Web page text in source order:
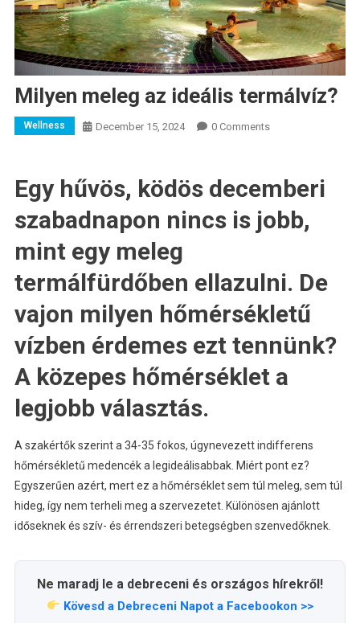
Milyen meleg az ideális termálvíz?
Wellness December 15, 2024 0 Comments
Egy hűvös, ködös decemberi
szabadnapon nincs is jobb,
mint egy meleg
termálfürdőben ellazulni. De
vajon milyen hőmérsékletű
vízben érdemes ezt tennünk?
A közepes hőmérséklet a
legjobb választás.
A szakértők szerint a 34-35 fokos, úgynevezett indifferens
hőmérsékletű medencék a legideálisabbak. Miért pont ez?
Egyszerűen azért, mert ez a hőmérséklet sem túl meleg, sem túl
hideg, így nem terheli meg a szervezetet. Különösen ajánlott
időseknek és szív- és érrendszeri betegségben szenvedőknek.
Ne maradj le a debreceni és országos hírekről!
Kövesd a Debreceni Napot a Facebookon >>